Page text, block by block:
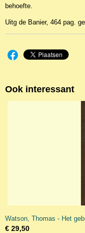
behoefte.
Uitg de Banier, 464 pag.
Ook interessant
Watson, Thomas - Het
€ 29,50